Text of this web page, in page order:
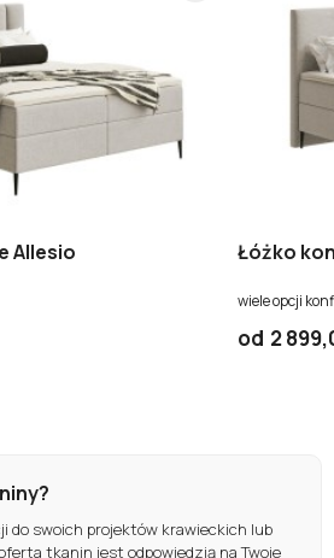
Allesio Łóżko
wiele opcji
od 2
do swoich projektów krawieckich lub
tkanin jest odpowiedzią na Twoje